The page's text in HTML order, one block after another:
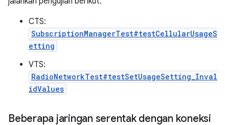
CTS:
SubscriptionManagerTest#testCellularUsageS
etting
VTS:
RadioNetworkTest#testSetUsageSetting_Inval
idValues
Beberapa jaringan serentak dengan koneksi